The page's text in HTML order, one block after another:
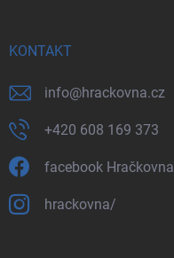
KONTAKT
info@hrackovna.cz
+420 608 169 373
facebook Hračkovna
hrackovna/